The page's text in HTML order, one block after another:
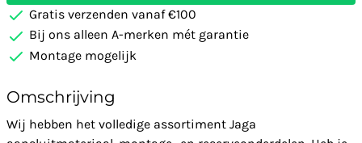
Gratis verzenden vanaf €100
Bij ons alleen A-merken mét garantie
Montage mogelijk
Omschrijving
Wij hebben het volledige assortiment Jaga